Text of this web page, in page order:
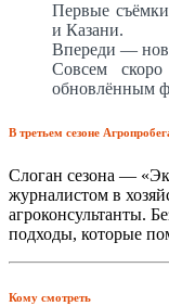
Первые
и Казани.
Впереди —
Совсем
обновлённым
В третьем сезоне
Слоган сезона —
журналистом в
агроконсультанты.
подходы, которые
Кому смотреть